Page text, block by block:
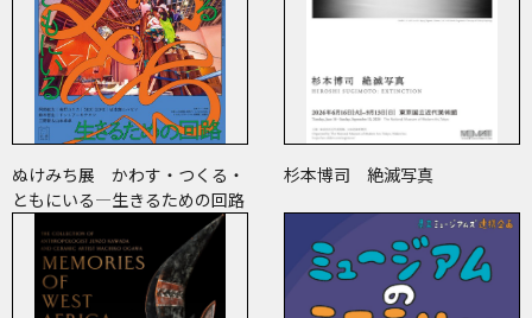
ぬけみち展 かわす・つくる・
ともにいる―生きるための回路
杉本博司 絶滅写真